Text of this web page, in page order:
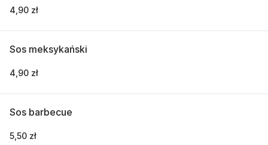
4,90 zł
Sos meksykański
4,90 zł
Sos barbecue
5,50 zł